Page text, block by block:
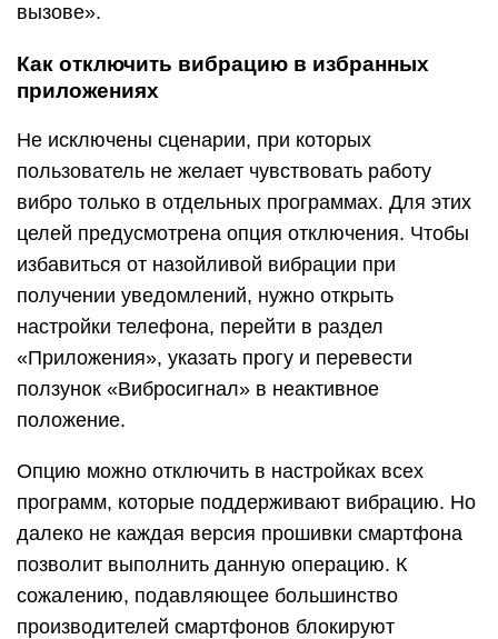
вызове».
Как отключить вибрацию в избранных
приложениях
Не исключены сценарии, при которых
пользователь не желает чувствовать работу
вибро только в отдельных программах. Для этих
целей предусмотрена опция отключения. Чтобы
избавиться от назойливой вибрации при
получении уведомлений, нужно открыть
настройки телефона, перейти в раздел
«Приложения», указать прогу и перевести
ползунок «Вибросигнал» в неактивное
положение.
Опцию можно отключить в настройках всех
программ, которые поддерживают вибрацию. Но
далеко не каждая версия прошивки смартфона
позволит выполнить данную операцию. К
сожалению, подавляющее большинство
производителей смартфонов блокируют